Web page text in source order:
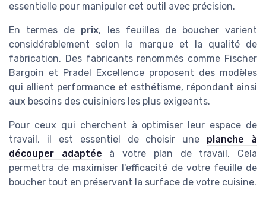
essentielle pour manipuler cet outil avec précision.
En termes de prix, les feuilles de boucher varient
considérablement selon la marque et la qualité de
fabrication. Des fabricants renommés comme Fischer
Bargoin et Pradel Excellence proposent des modèles
qui allient performance et esthétisme, répondant ainsi
aux besoins des cuisiniers les plus exigeants.
Pour ceux qui cherchent à optimiser leur espace de
travail, il est essentiel de choisir une planche à
découper adaptée à votre plan de travail. Cela
permettra de maximiser l'efficacité de votre feuille de
boucher tout en préservant la surface de votre cuisine.